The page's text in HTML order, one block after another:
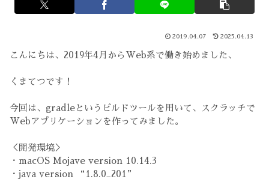
2019.04.07 2025.04.13
こんにちは、2019年4月からWeb系で働き始めました、
くまてつです！
今回は、gradleというビルドツールを用いて、スクラッチで
Webアプリケーションを作ってみました。
＜開発環境＞
・macOS Mojave version 10.14.3
・java version “1.8.0_201”